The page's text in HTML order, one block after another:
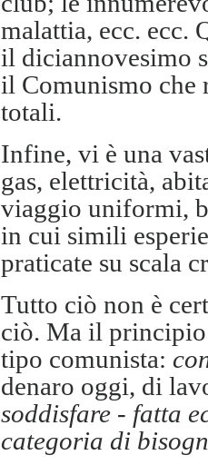
malattia, ecc. ecc.
il diciannovesimo
il Comunismo che
totali.
Infine, vi è una
gas, elettricità,
viaggio uniformi,
in cui simili
praticate su scala
Tutto ciò non è
ciò. Ma il principio
tipo comunista:
denaro oggi, di
soddisfare - fatta
categoria di